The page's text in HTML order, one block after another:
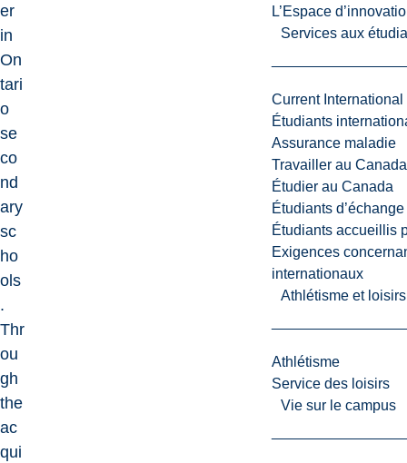
L’Espace
Services aux
Current International
Étudiants
Assurance maladie
Travailler au Canada
Étudier au Canada
Étudiants
Étudiants accueillis
Exigences
internationaux
Athlétisme et
Athlétisme
Service des loisirs
Vie sur le campus
er
in
On
tari
o
se
co
nd
ary
sc
ho
ols
.
Thr
ou
gh
the
ac
qui